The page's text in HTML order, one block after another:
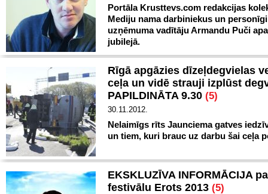
Portāla Krusttevs.com redakcijas
Mediju nama darbiniekus un personīgi
uzņēmuma vadītāju Armandu Puči
jubilejā.
Rīgā apgāzies dīzeļdegvielas
ceļa un vidē strauji izplūst
PAPILDINĀTA 9.30 (5)
30.11.2012.
Nelaimīgs rīts Jaunciema gatves
un tiem, kuri brauc uz darbu šai ceļa
EKSKLUZĪVA INFORMĀCIJA
festivālu Erots 2013 (5)